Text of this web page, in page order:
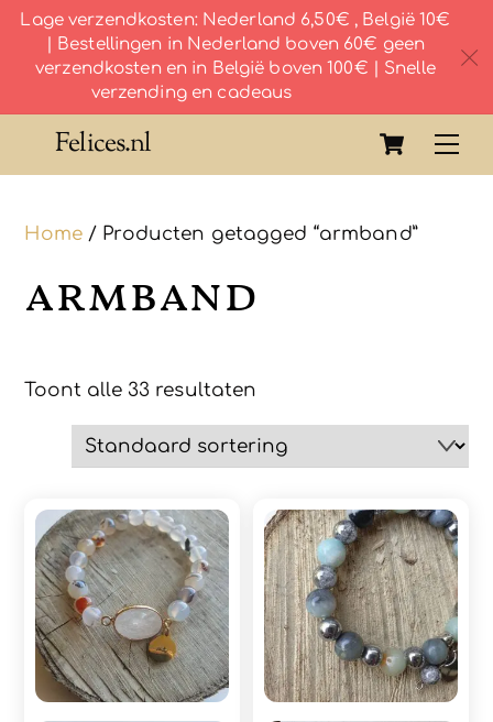
Lage verzendkosten: Nederland 6,50€ , België 10€
| Bestellingen in Nederland boven 60€ geen
verzendkosten en in België boven 100€ | Snelle
verzending en cadeaus
c
Cart
Felices.nl
Home/ Producten getagged “armband”
armband
Toont alle 33 resultaten